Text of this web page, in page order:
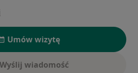
Umów wizytę
Wyślij wiadomość